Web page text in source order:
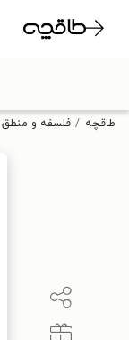
طاقچه فلسفه و منطق